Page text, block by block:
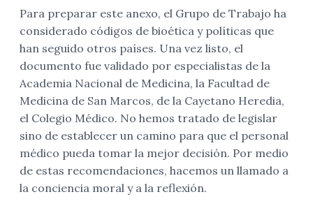
Para preparar este anexo, el Grupo de Trabajo ha
considerado códigos de bioética y políticas que
han seguido otros países. Una vez listo, el
documento fue validado por especialistas de la
Academia Nacional de Medicina, la Facultad de
Medicina de San Marcos, de la Cayetano Heredia,
el Colegio Médico. No hemos tratado de legislar
sino de establecer un camino para que el personal
médico pueda tomar la mejor decisión. Por medio
de estas recomendaciones, hacemos un llamado a
la conciencia moral y a la reflexión.